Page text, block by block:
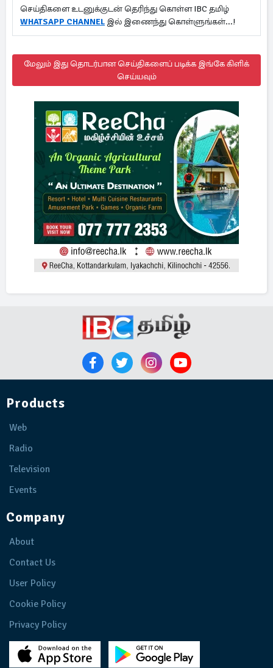
செய்திகளை உடனுக்குடன் தெரிந்து கொள்ள IBC தமிழ்
WHATSAPP CHANNEL இல் இணைந்து கொள்ளுங்கள்...!
மேலும் இது தொடர்பான செய்திகளைப் படிக்க இங்கே கிளிக்
செய்யவும்
Products
Web
Radio
Television
Events
Company
About
Contact Us
User Policy
Cookie Policy
Privacy Policy